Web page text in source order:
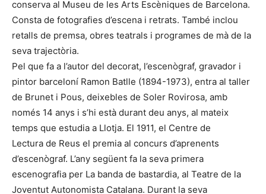
conserva al Museu de les Arts Escèniques de Barcelona.
Consta de fotografies d’escena i retrats. També inclou
retalls de premsa, obres teatrals i programes de mà de la
seva trajectòria.
Pel que fa a l’autor del decorat, l’escenògraf, gravador i
pintor barceloní Ramon Batlle (1894-1973), entra al taller
de Brunet i Pous, deixebles de Soler Rovirosa, amb
només 14 anys i s’hi està durant deu anys, al mateix
temps que estudia a Llotja. El 1911, el Centre de
Lectura de Reus el premia al concurs d’aprenents
d’escenògraf. L’any següent fa la seva primera
escenografia per La banda de bastardia, al Teatre de la
Joventut Autonomista Catalana. Durant la seva